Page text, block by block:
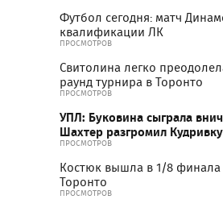
Футбол сегодня: матч
квалификации ЛК
ПРОСМОТРОВ
Свитолина легко
раунд турнира в Торонто
ПРОСМОТРОВ
УПЛ: Буковина сыграла
Шахтер разгромил Кудривку
ПРОСМОТРОВ
Костюк вышла в 1/8 финала
Торонто
ПРОСМОТРОВ